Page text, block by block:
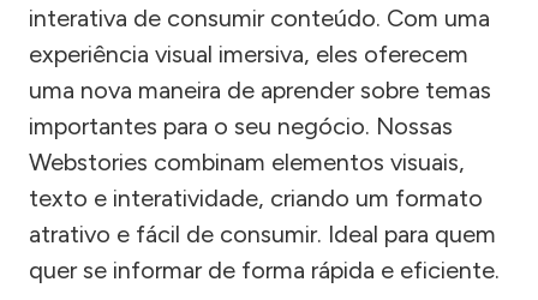
interativa de consumir conteúdo. Com uma
experiência visual imersiva, eles oferecem
uma nova maneira de aprender sobre temas
importantes para o seu negócio. Nossas
Webstories combinam elementos visuais,
texto e interatividade, criando um formato
atrativo e fácil de consumir. Ideal para quem
quer se informar de forma rápida e eficiente.